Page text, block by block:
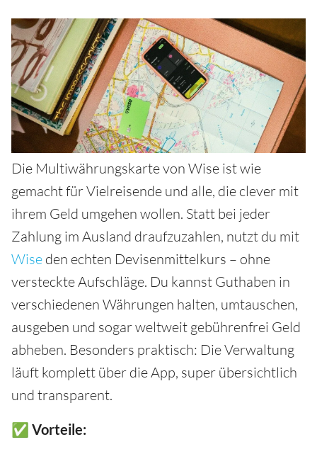
Die Multiwährungskarte von Wise ist wie
gemacht für Vielreisende und alle, die clever mit
ihrem Geld umgehen wollen. Statt bei jeder
Zahlung im Ausland draufzuzahlen, nutzt du mit
Wise den echten Devisenmittelkurs – ohne
versteckte Aufschläge. Du kannst Guthaben in
verschiedenen Währungen halten, umtauschen,
ausgeben und sogar weltweit gebührenfrei Geld
abheben. Besonders praktisch: Die Verwaltung
läuft komplett über die App, super übersichtlich
und transparent.
✅ Vorteile: